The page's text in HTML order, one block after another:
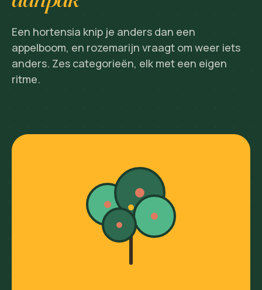
Een hortensia knip je anders dan een
appelboom, en rozemarijn vraagt om weer iets
anders. Zes categorieën, elk met een eigen
ritme.